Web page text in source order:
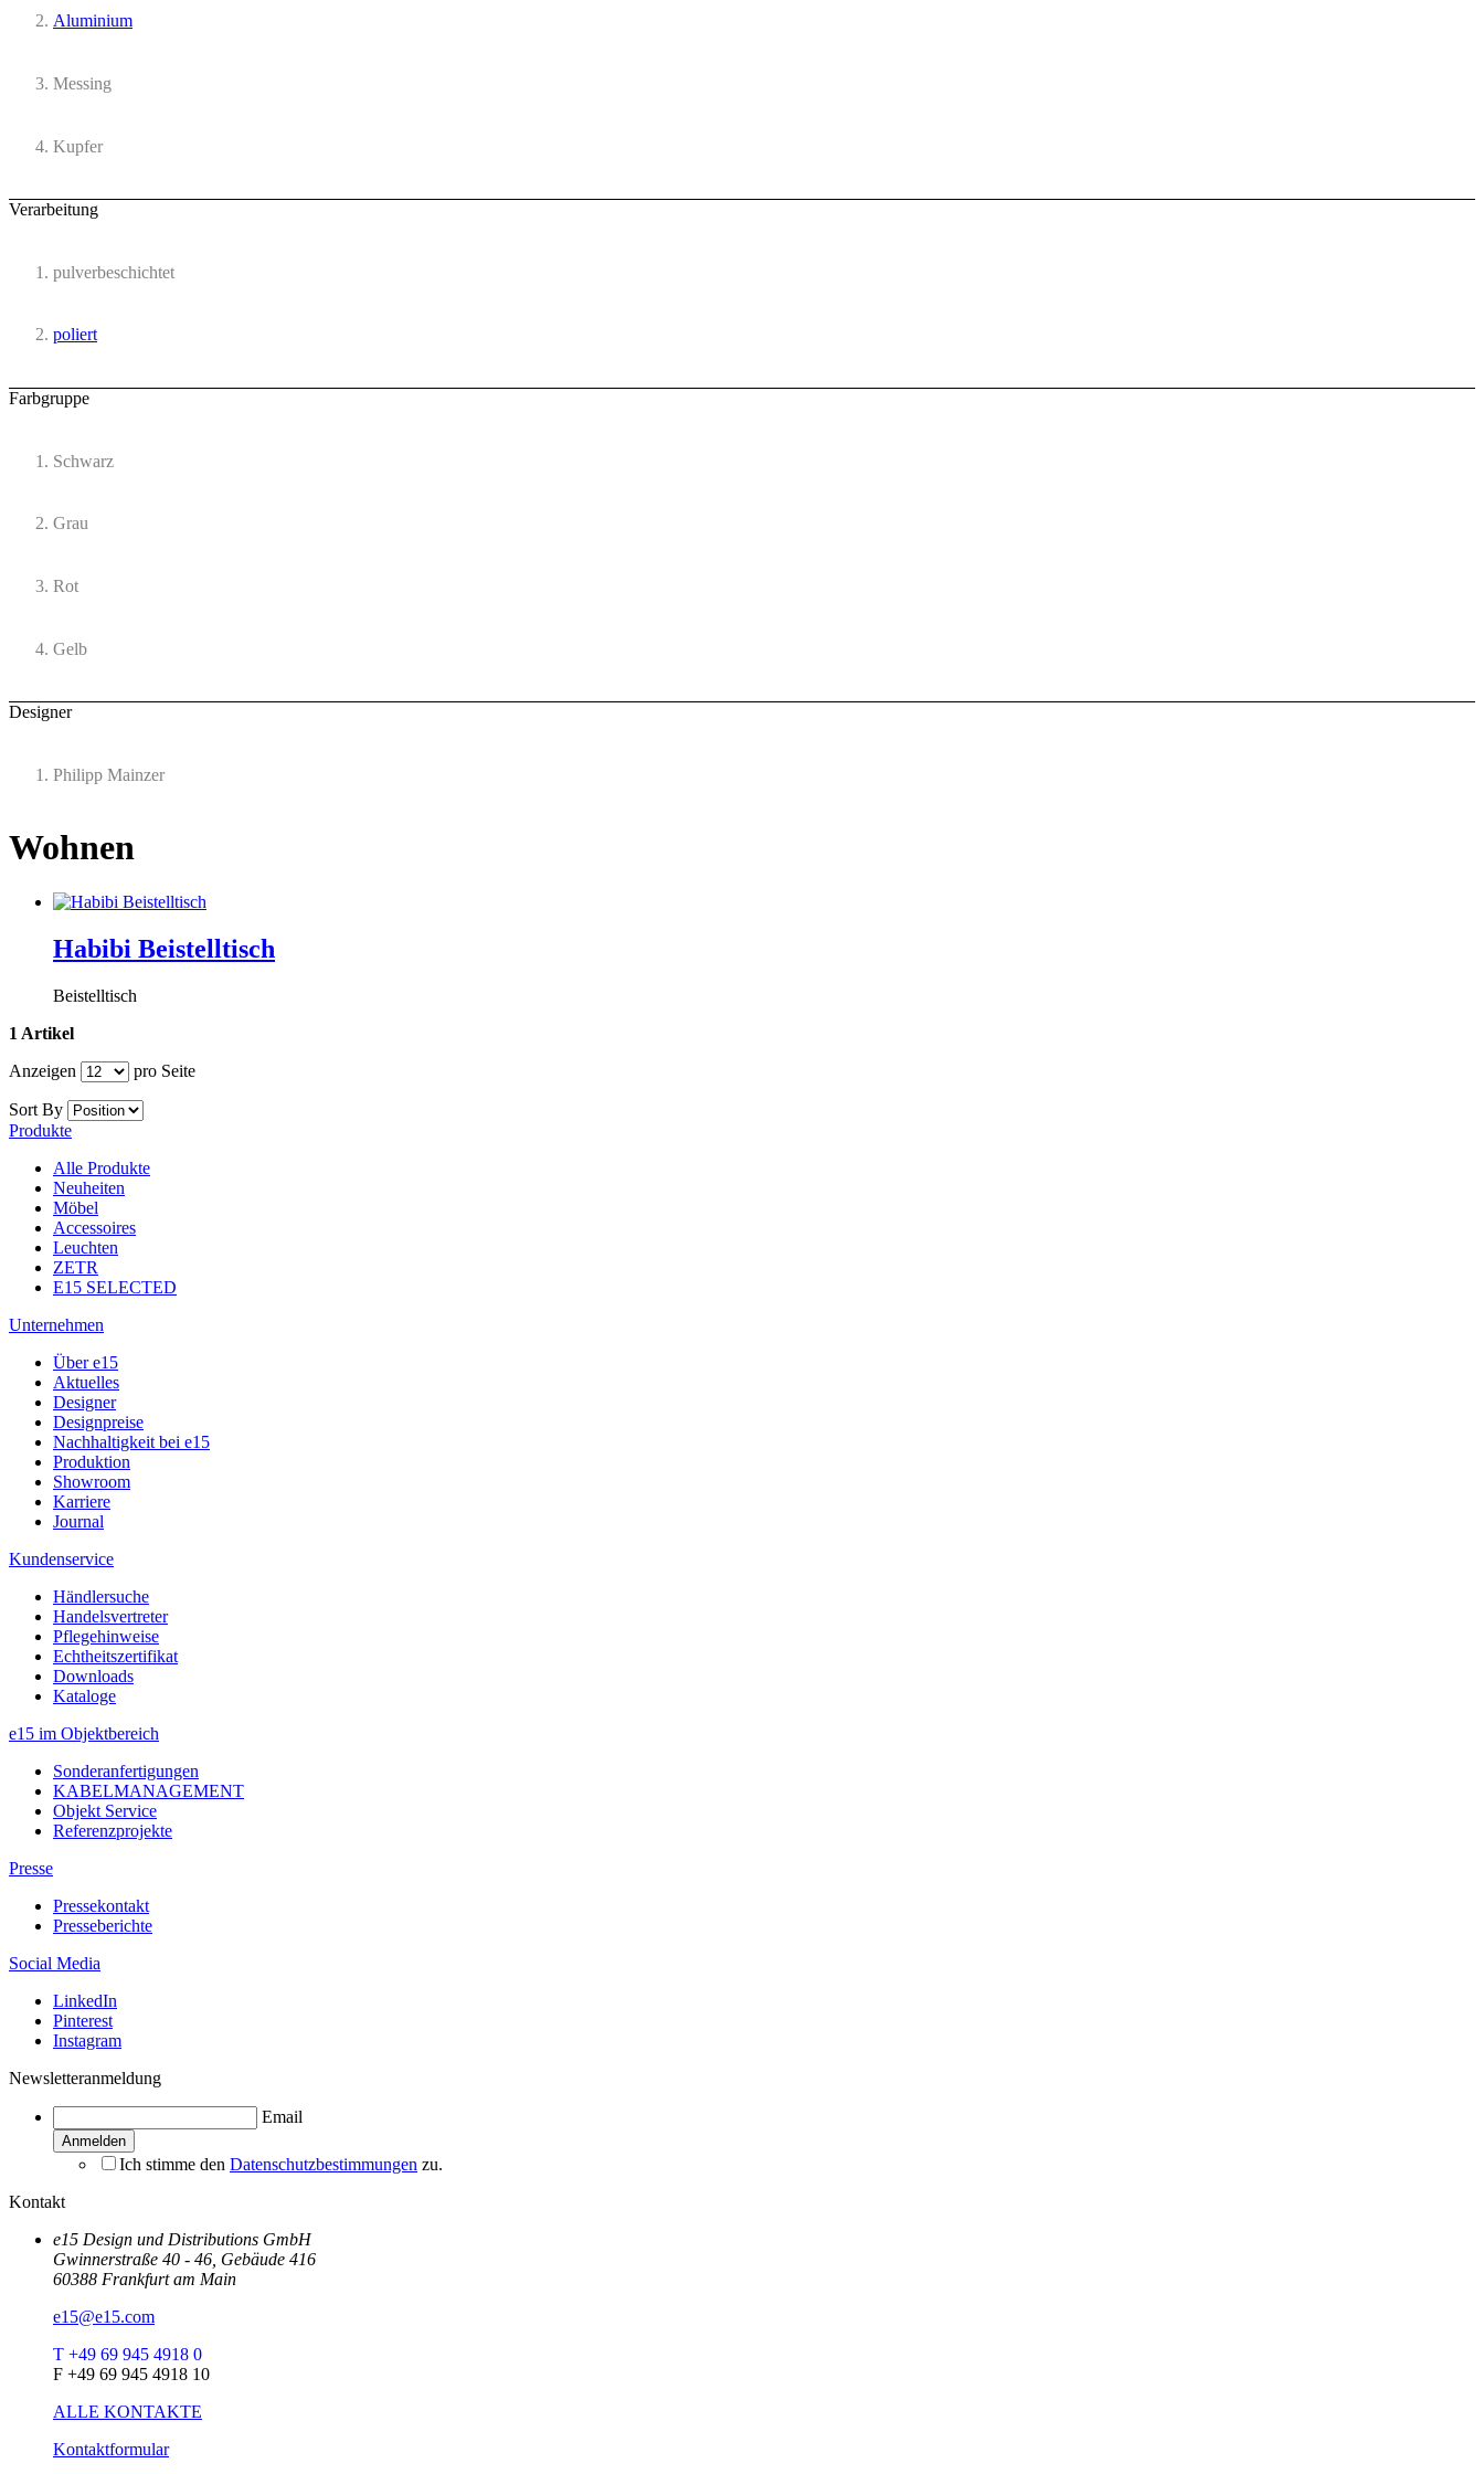
Aluminium
Messing
Kupfer
Verarbeitung
pulverbeschichtet
poliert
Farbgruppe
Schwarz
Grau
Rot
Gelb
Designer
Philipp Mainzer
Wohnen
Habibi Beistelltisch
Beistelltisch
1 Artikel
Anzeigen
pro Seite
Sort By
Produkte
Alle Produkte
Neuheiten
Möbel
Accessoires
Leuchten
ZETR
E15 SELECTED
Unternehmen
Über e15
Aktuelles
Designer
Designpreise
Nachhaltigkeit bei e15
Produktion
Showroom
Karriere
Journal
Kundenservice
Händlersuche
Handelsvertreter
Pflegehinweise
Echtheitszertifikat
Downloads
Kataloge
e15 im Objektbereich
Sonderanfertigungen
KABELMANAGEMENT
Objekt Service
Referenzprojekte
Presse
Pressekontakt
Presseberichte
Social Media
LinkedIn
Pinterest
Instagram
Newsletteranmeldung
Email
Ich stimme den Datenschutzbestimmungen zu.
Kontakt
e15 Design und Distributions GmbH
Gwinnerstraße 40 - 46, Gebäude 416
60388 Frankfurt am Main
e15@e15.com
T +49 69 945 4918 0
F +49 69 945 4918 10
ALLE KONTAKTE
Kontaktformular